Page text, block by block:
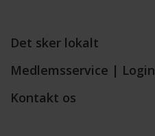
Det sker lokalt
Medlemsservice | Login
Kontakt os